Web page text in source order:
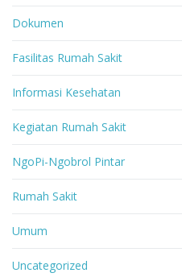
Dokumen
Fasilitas Rumah Sakit
Informasi Kesehatan
Kegiatan Rumah Sakit
NgoPi-Ngobrol Pintar
Rumah Sakit
Umum
Uncategorized